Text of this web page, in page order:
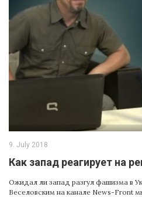
9. July 2018
Как запад реагирует на
Ожидал ли запад разгул фашизма в
Веселовским на канале News-Front